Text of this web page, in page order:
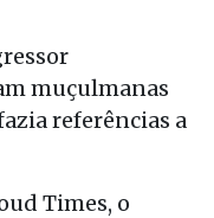
muçulmanas
referências a
Times, o